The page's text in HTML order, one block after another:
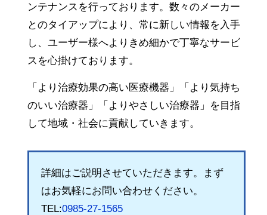
ンテナンスを行っております。数々のメーカー
とのタイアップにより、常に新しい情報を入手
し、ユーザー様へよりきめ細かで丁寧なサービ
スを心掛けております。
「より治療効果の高い医療機器」「より気持ち
のいい治療器」「よりやさしい治療器」を目指
して地域・社会に貢献していきます。
詳細はご説明させていただきます。まず
はお気軽にお問い合わせください。
TEL:0985-27-1565